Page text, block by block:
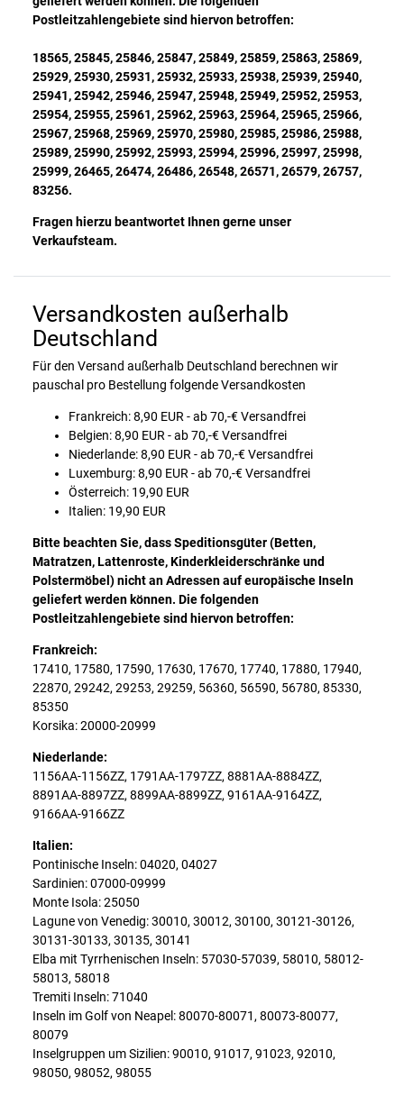
Postleitzahlengebiete sind hiervon betroffen:
18565, 25845, 25846, 25847, 25849, 25859, 25863, 25869,
25929, 25930, 25931, 25932, 25933, 25938, 25939, 25940,
25941, 25942, 25946, 25947, 25948, 25949, 25952, 25953,
25954, 25955, 25961, 25962, 25963, 25964, 25965, 25966,
25967, 25968, 25969, 25970, 25980, 25985, 25986, 25988,
25989, 25990, 25992, 25993, 25994, 25996, 25997, 25998,
25999, 26465, 26474, 26486, 26548, 26571, 26579, 26757,
83256.
Fragen hierzu beantwortet Ihnen gerne unser
Verkaufsteam.
Versandkosten außerhalb
Deutschland
Für den Versand außerhalb Deutschland berechnen wir
pauschal pro Bestellung folgende Versandkosten
Frankreich: 8,90 EUR - ab 70,-€ Versandfrei
Belgien: 8,90 EUR - ab 70,-€ Versandfrei
Niederlande: 8,90 EUR - ab 70,-€ Versandfrei
Luxemburg: 8,90 EUR - ab 70,-€ Versandfrei
Österreich: 19,90 EUR
Italien: 19,90 EUR
Bitte beachten Sie, dass Speditionsgüter (Betten,
Matratzen, Lattenroste, Kinderkleiderschränke und
Polstermöbel) nicht an Adressen auf europäische Inseln
geliefert werden können. Die folgenden
Postleitzahlengebiete sind hiervon betroffen:
Frankreich:
17410, 17580, 17590, 17630, 17670, 17740, 17880, 17940,
22870, 29242, 29253, 29259, 56360, 56590, 56780, 85330,
85350
Korsika: 20000-20999
Niederlande:
1156AA-1156ZZ, 1791AA-1797ZZ, 8881AA-8884ZZ,
8891AA-8897ZZ, 8899AA-8899ZZ, 9161AA-9164ZZ,
9166AA-9166ZZ
Italien:
Pontinische Inseln: 04020, 04027
Sardinien: 07000-09999
Monte Isola: 25050
Lagune von Venedig: 30010, 30012, 30100, 30121-30126,
30131-30133, 30135, 30141
Elba mit Tyrrhenischen Inseln: 57030-57039, 58010, 58012-
58013, 58018
Tremiti Inseln: 71040
Inseln im Golf von Neapel: 80070-80071, 80073-80077,
80079
Inselgruppen um Sizilien: 90010, 91017, 91023, 92010,
98050, 98052, 98055